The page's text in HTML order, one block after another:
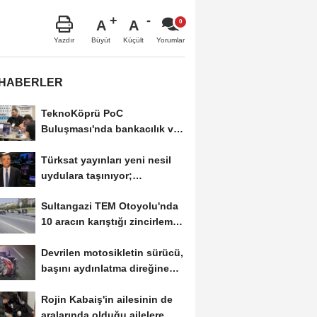
Yazdır
A
Büyüt
A
Küçült Yorumlar
TeknoKöprü PoC
Buluşması'nda bankacılık ve
Türksat yayınları yeni nesil
uydulara taşınıyor;
Sultangazi TEM Otoyolu'nda
10 aracın karıştığı zincirleme
Devrilen motosikletin sürücü,
başını aydınlatma direğine
Rojin Kabaiş'in ailesinin de